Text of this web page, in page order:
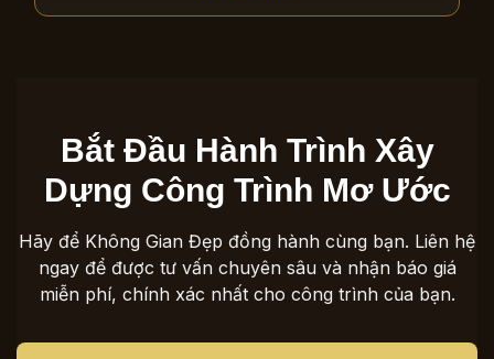
Bắt Đầu Hành Trình Xây
Dựng Công Trình Mơ Ước
Hãy để Không Gian Đẹp đồng hành cùng bạn. Liên hệ
ngay để được tư vấn chuyên sâu và nhận báo giá
miễn phí, chính xác nhất cho công trình của bạn.